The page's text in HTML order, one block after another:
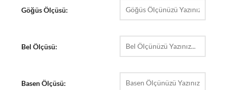
Göğüs Ölçüsü:
Bel Ölçüsü:
Basen Ölçüsü: